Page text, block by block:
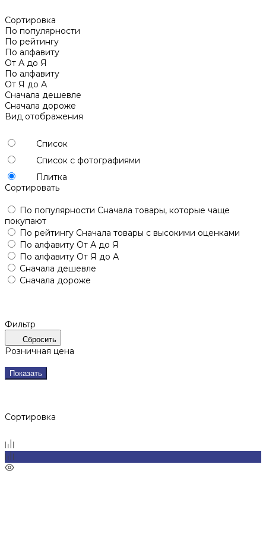
Сортировка
По популярности
По рейтингу
По алфавиту
От А до Я
По алфавиту
От Я до А
Сначала дешевле
Сначала дороже
Вид отображения
Список
Список с фотографиями
Плитка
Сортировать
По популярности Сначала товары, которые чаще
покупают
По рейтингу Сначала товары с высокими оценками
По алфавиту От А до Я
По алфавиту От Я до А
Сначала дешевле
Сначала дороже
Фильтр
Сбросить
Розничная цена
Показать
Сортировка